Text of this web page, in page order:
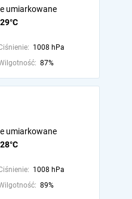
29°C
umiarkowane
1008 hPa
87%
28°C
umiarkowane
1008 hPa
89%